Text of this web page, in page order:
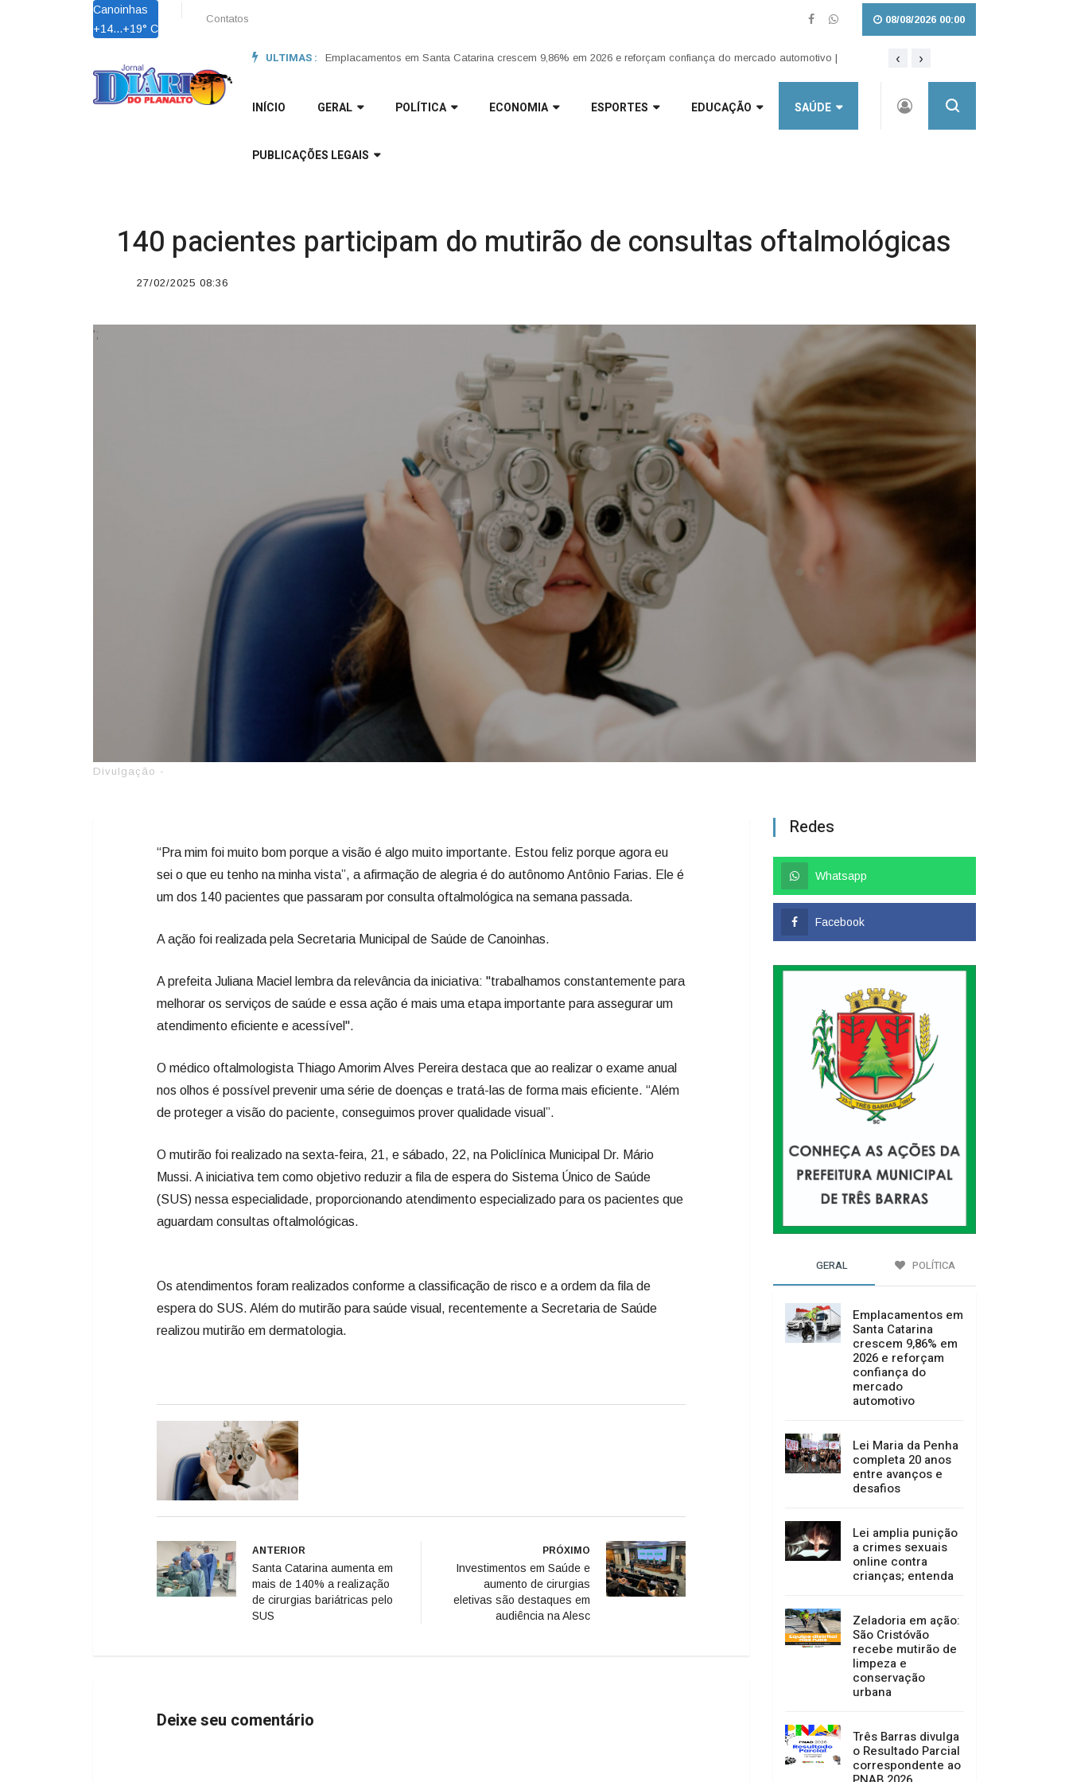
Canoinhas
+14...+19° C
Contatos 08/08/2026 00:00
ULTIMAS : Lei Maria da Penha completa 20 anos entre avanços e desafios | Lei amplia punição a crimes
‹ ›
INÍCIO GERAL POLÍTICA ECONOMIA ESPORTES EDUCAÇÃO SAÚDE
PUBLICAÇÕES LEGAIS
140 pacientes participam do mutirão de consultas oftalmológicas
27/02/2025 08:36
';
Divulgação -
“Pra mim foi muito bom porque a visão é algo muito importante. Estou feliz porque agora eu
sei o que eu tenho na minha vista”, a afirmação de alegria é do autônomo Antônio Farias. Ele é
um dos 140 pacientes que passaram por consulta oftalmológica na semana passada.
A ação foi realizada pela Secretaria Municipal de Saúde de Canoinhas.
A prefeita Juliana Maciel lembra da relevância da iniciativa: "trabalhamos constantemente para
melhorar os serviços de saúde e essa ação é mais uma etapa importante para assegurar um
atendimento eficiente e acessível".
O médico oftalmologista Thiago Amorim Alves Pereira destaca que ao realizar o exame anual
nos olhos é possível prevenir uma série de doenças e tratá-las de forma mais eficiente. “Além
de proteger a visão do paciente, conseguimos prover qualidade visual”.
O mutirão foi realizado na sexta-feira, 21, e sábado, 22, na Policlínica Municipal Dr. Mário
Mussi. A iniciativa tem como objetivo reduzir a fila de espera do Sistema Único de Saúde
(SUS) nessa especialidade, proporcionando atendimento especializado para os pacientes que
aguardam consultas oftalmológicas.
Os atendimentos foram realizados conforme a classificação de risco e a ordem da fila de
espera do SUS. Além do mutirão para saúde visual, recentemente a Secretaria de Saúde
realizou mutirão em dermatologia.
ANTERIOR
Santa Catarina aumenta em
mais de 140% a realização
de cirurgias bariátricas pelo
SUS
PRÓXIMO
Investimentos em Saúde e
aumento de cirurgias
eletivas são destaques em
audiência na Alesc
Deixe seu comentário
Redes
Whatsapp
Facebook
GERAL POLÍTICA
Emplacamentos em
Santa Catarina
crescem 9,86% em
2026 e reforçam
confiança do
mercado
automotivo
Lei Maria da Penha
completa 20 anos
entre avanços e
desafios
Lei amplia punição
a crimes sexuais
online contra
crianças; entenda
Zeladoria em ação:
São Cristóvão
recebe mutirão de
limpeza e
conservação
urbana
Três Barras divulga
o Resultado Parcial
correspondente ao